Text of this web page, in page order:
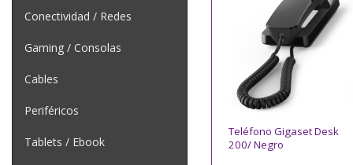
Conectividad / Redes
Gaming / Consolas
Cables
Periféricos
Tablets / Ebook
Teléfono Gigaset Desk
200/ Negro